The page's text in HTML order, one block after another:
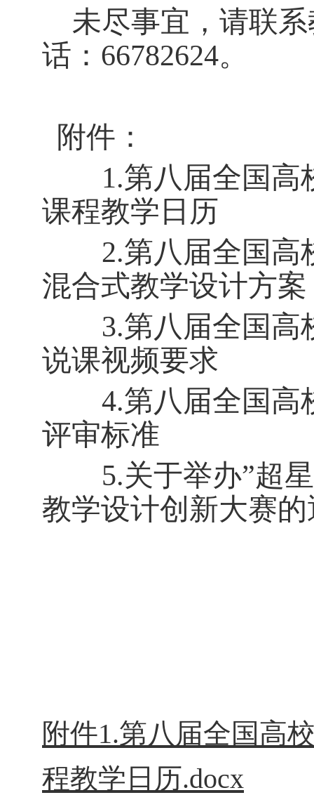
未尽事宜，请联
话： 66782624。
附件：
1.第八届全国
课程教学日历
2.第八届全国高
混合式教学设计方案
3.第八届全国高
说课视频要求
4.第八届全国高
评审标准
5.关于举办”超
教学设计创新大赛
附件1.第八届全国高
程教学日历.docx